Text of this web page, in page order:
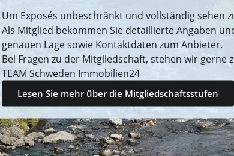
Um Exposés unbeschränkt und vollständig sehen
Als Mitglied bekommen Sie detaillierte Angaben
genauen Lage sowie Kontaktdaten zum Anbieter.
Bei Fragen zu der Mitgliedschaft, stehen wir gerne
TEAM Schweden Immobilien24
Lesen Sie mehr über die Mitgliedschaftsstufen